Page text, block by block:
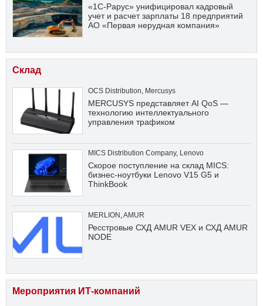
«1С-Рарус» унифицировал кадровый
учет и расчет зарплаты 18 предприятий
АО «Первая нерудная компания»
Склад
OCS Distribution, Mercusys
MERCUSYS представляет AI QoS —
технологию интеллектуального
управления трафиком
MICS Distribution Company, Lenovo
Скорое поступление на склад MICS:
бизнес-ноутбуки Lenovo V15 G5 и
ThinkBook
MERLION ,AMUR
Ресстровые СХД AMUR VEX и СХД AMUR
NODE
Мероприятия ИТ-компаний